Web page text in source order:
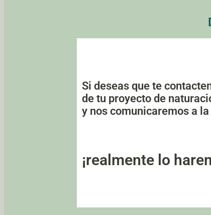
Si deseas que te
de tu proyecto de
y nos comunicaremos a
¡realmente lo